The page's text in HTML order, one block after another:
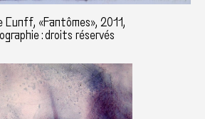
Cunff, «Fantômes», 2011,
: droits réservés